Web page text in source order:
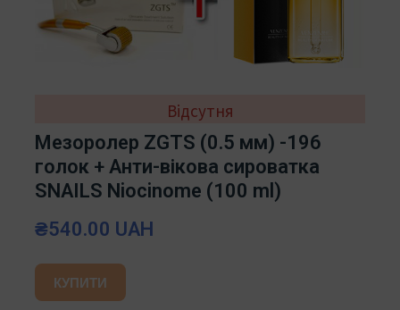
Відсутня
Мезоролер ZGTS (0.5 мм) -196
голок + Анти-вікова сироватка
SNAILS Niocinome (100 ml)
₴540.00 UAH
КУПИТИ